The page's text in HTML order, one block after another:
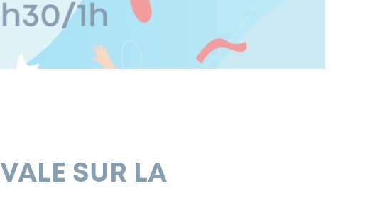
SUR LA